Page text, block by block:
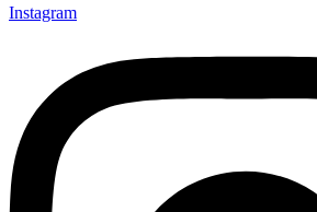
Instagram